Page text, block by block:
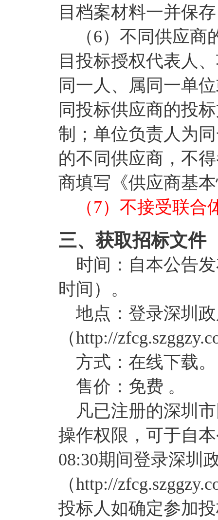
目档案材料一并保
（6）不同供应商
目投标授权代表人
同一人、属同一单
同投标供应商的投
制；单位负责人为
的不同供应商，不
商填写《供应商基
（7）不接受联合
三、获取招标文件
时间：自本公告发
时间）。
地点：登录深圳
（http://
方式：在线下载。
售价：免费 。
凡已注册的深圳市
操作权限，可于自
08:30期间登录深圳
（http://
投标人如确定参加